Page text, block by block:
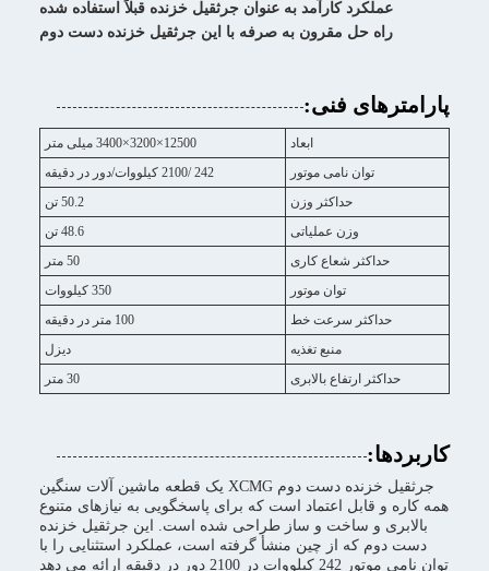
عملکرد کارآمد به عنوان جرثقیل خزنده قبلاً استفاده شده
راه حل مقرون به صرفه با این جرثقیل خزنده دست دوم
پارامترهای فنی:
ابعاد
12500×3200×3400 میلی متر
توان نامی موتور
242 /2100 کیلووات/دور در دقیقه
حداکثر وزن
50.2 تن
وزن عملیاتی
48.6 تن
حداکثر شعاع کاری
50 متر
توان موتور
350 کیلووات
حداکثر سرعت خط
100 متر در دقیقه
منبع تغذیه
دیزل
حداکثر ارتفاع بالابری
30 متر
کاربردها:
جرثقیل خزنده دست دوم XCMG یک قطعه ماشین آلات سنگین
همه کاره و قابل اعتماد است که برای پاسخگویی به نیازهای متنوع
بالابری و ساخت و ساز طراحی شده است. این جرثقیل خزنده
دست دوم که از چین منشأ گرفته است، عملکرد استثنایی را با
توان نامی موتور 242 کیلووات در 2100 دور در دقیقه ارائه می دهد